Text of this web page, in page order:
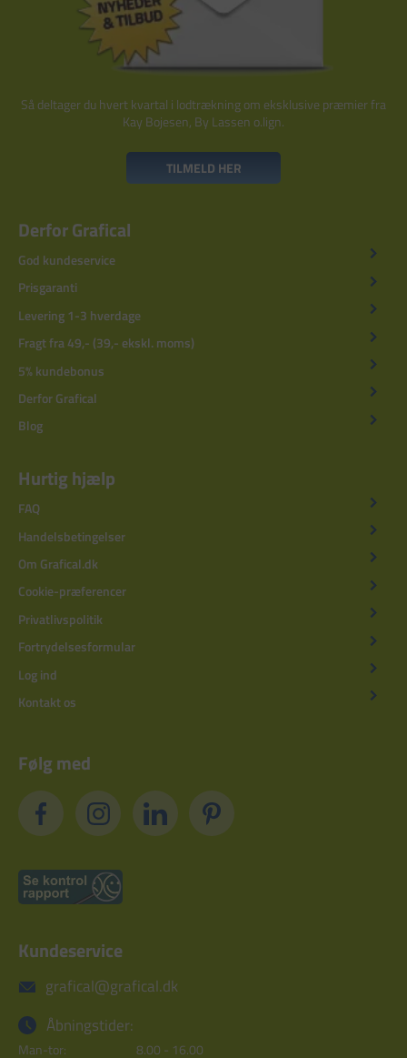
Så deltager du hvert kvartal i lodtrækning om eksklusive præmier fra
Kay Bojesen, By Lassen o.lign.
TILMELD HER
Derfor Grafical
God kundeservice
Prisgaranti
Levering 1-3 hverdage
Fragt fra 49,- (39,- ekskl. moms)
5% kundebonus
Derfor Grafical
Blog
Hurtig hjælp
FAQ
Handelsbetingelser
Om Grafical.dk
Cookie-præferencer
Privatlivspolitik
Fortrydelsesformular
Log ind
Kontakt os
Følg med
Kundeservice
grafical@grafical.dk
Åbningstider:
Man-tor: 8.00 - 16.00